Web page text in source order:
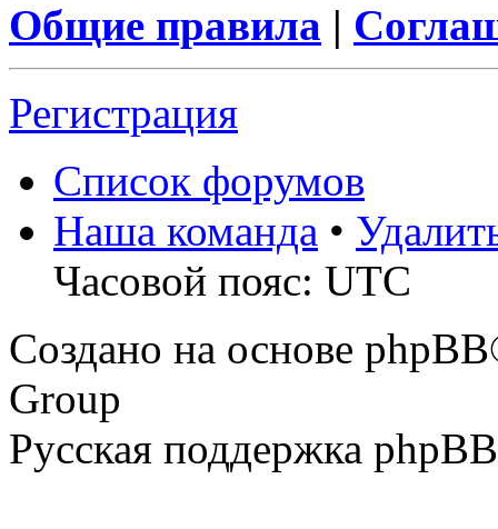
Общие правила |
Регистрация
Список форумов
Наша команда •
Часовой пояс: UTC
Создано на основе
Group
Русская поддержка phpBB